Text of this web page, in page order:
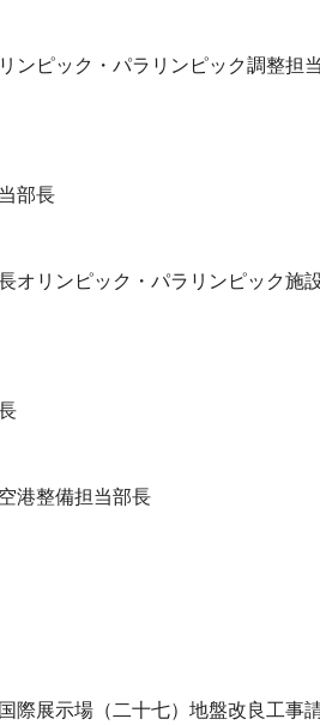
ンピック・パラリンピック調整担
部長
オリンピック・パラリンピック施
港整備担当部長
際展示場（二十七）地盤改良工事